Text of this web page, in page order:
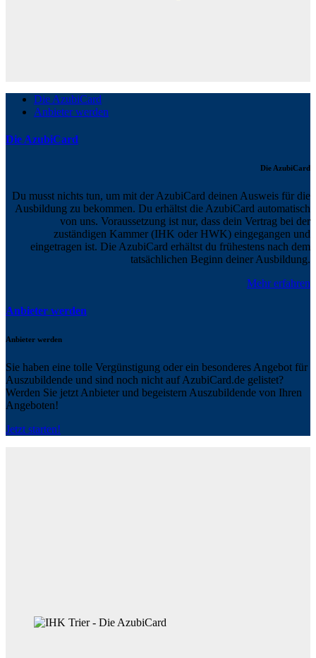
Die AzubiCard
Anbieter werden
Die AzubiCard
Die AzubiCard
Du musst nichts tun, um mit der AzubiCard deinen Ausweis für die
Ausbildung zu bekommen. Du erhältst die AzubiCard automatisch
von uns. Voraussetzung ist nur, dass dein Vertrag bei der
zuständigen Kammer (IHK oder HWK) eingegangen und
eingetragen ist. Die AzubiCard erhältst du frühestens nach dem
tatsächlichen Beginn deiner Ausbildung.
Mehr erfahren
Anbieter werden
Anbieter werden
Sie haben eine tolle Vergünstigung oder ein besonderes Angebot für
Auszubildende und sind noch nicht auf AzubiCard.de gelistet?
Werden Sie jetzt Anbieter und begeistern Auszubildende von Ihren
Angeboten!
Jetzt starten!